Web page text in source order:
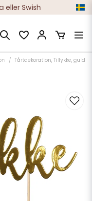
eller Swish
Tårtdekoration, Tillykke, guld